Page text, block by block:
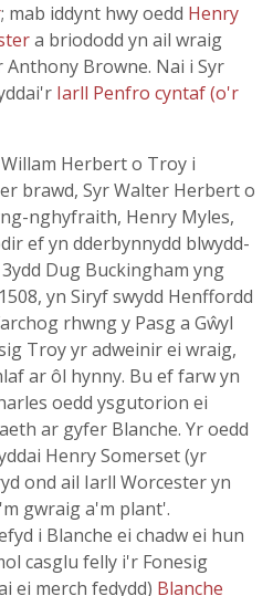
; mab iddynt hwy oedd Henry
a briododd yn ail wraig
Anthony Browne. Nai i Syr
Iarll Penfro cyntaf (o'r
Herbert o Troy i
brawd, Syr Walter Herbert o
nghyfraith, Henry Myles,
ef yn dderbynnydd blwydd-
Dug Buckingham yng
yn Siryf swydd Henffordd
rhwng y Pasg a Gŵyl
Troy yr adweinir ei wraig,
ar ôl hynny. Bu ef farw yn
oedd ysgutorion ei
ar gyfer Blanche. Yr oedd
Henry Somerset (yr
ond ail Iarll Worcester yn
gwraig a'm plant'.
i Blanche ei chadw ei hun
casglu felly i'r Fonesig
ei merch fedydd) Blanche